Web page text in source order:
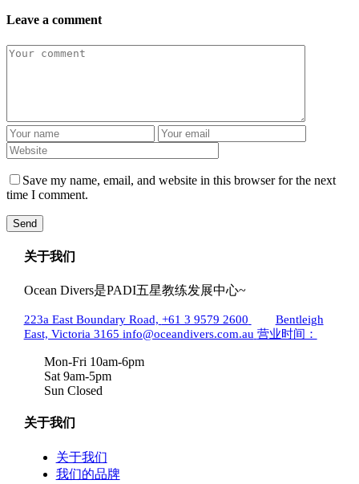
Leave a comment
Save my name, email, and website in this browser for the next
time I comment.
关于我们
Ocean Divers是PADI五星教练发展中心~
223a East Boundary Road, +61 3 9579 2600
Bentleigh
East, Victoria 3165 info@oceandivers.com.au 营业时间：
Mon-Fri 10am-6pm
Sat 9am-5pm
Sun Closed
关于我们
关于我们
我们的品牌